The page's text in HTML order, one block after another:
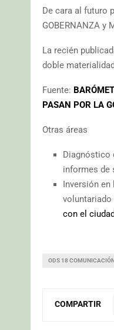
De cara al futuro
GOBERNANZA y
La recién
doble
Fuente:
PASAN POR LA
Otras áreas
Diagnóstico
informes de
Inversión
con el
ODS 18
COMPARTIR